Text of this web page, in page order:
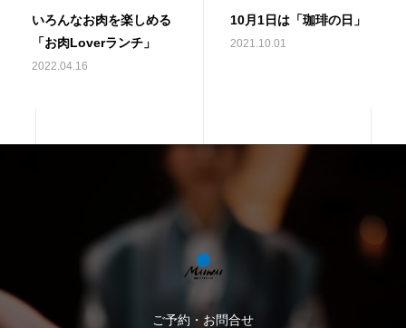
いろんなお肉を楽しめる
「お肉Loverランチ」
2022.04.16
10月1日は「珈琲の日」
2021.10.01
ご予約・お問合せ